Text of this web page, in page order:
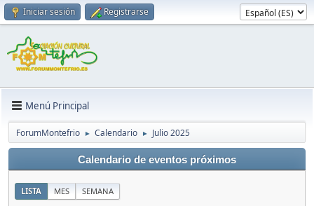
Iniciar sesión Registrarse
Menú Principal
ForumMontefrio ► Calendario ► Julio 2025
Calendario de eventos próximos
LISTA MES SEMANA